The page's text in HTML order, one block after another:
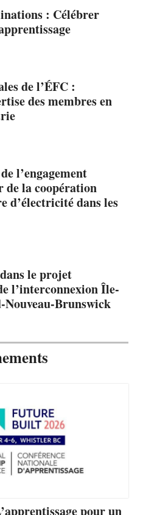
: Célébrer
de l’ÉFC :
des membres en
l’engagement
de la coopération
d’électricité dans les
le projet
l’interconnexion Île-
Brunswick
pour un